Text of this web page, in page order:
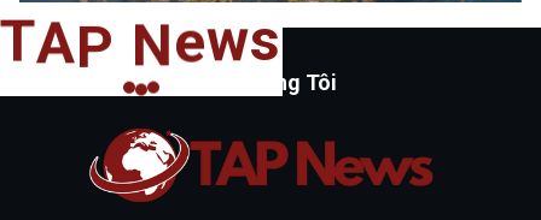
TAP News
Về Chúng Tôi